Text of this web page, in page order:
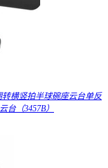
横竖拍半球碗座云台单反
（3457B）